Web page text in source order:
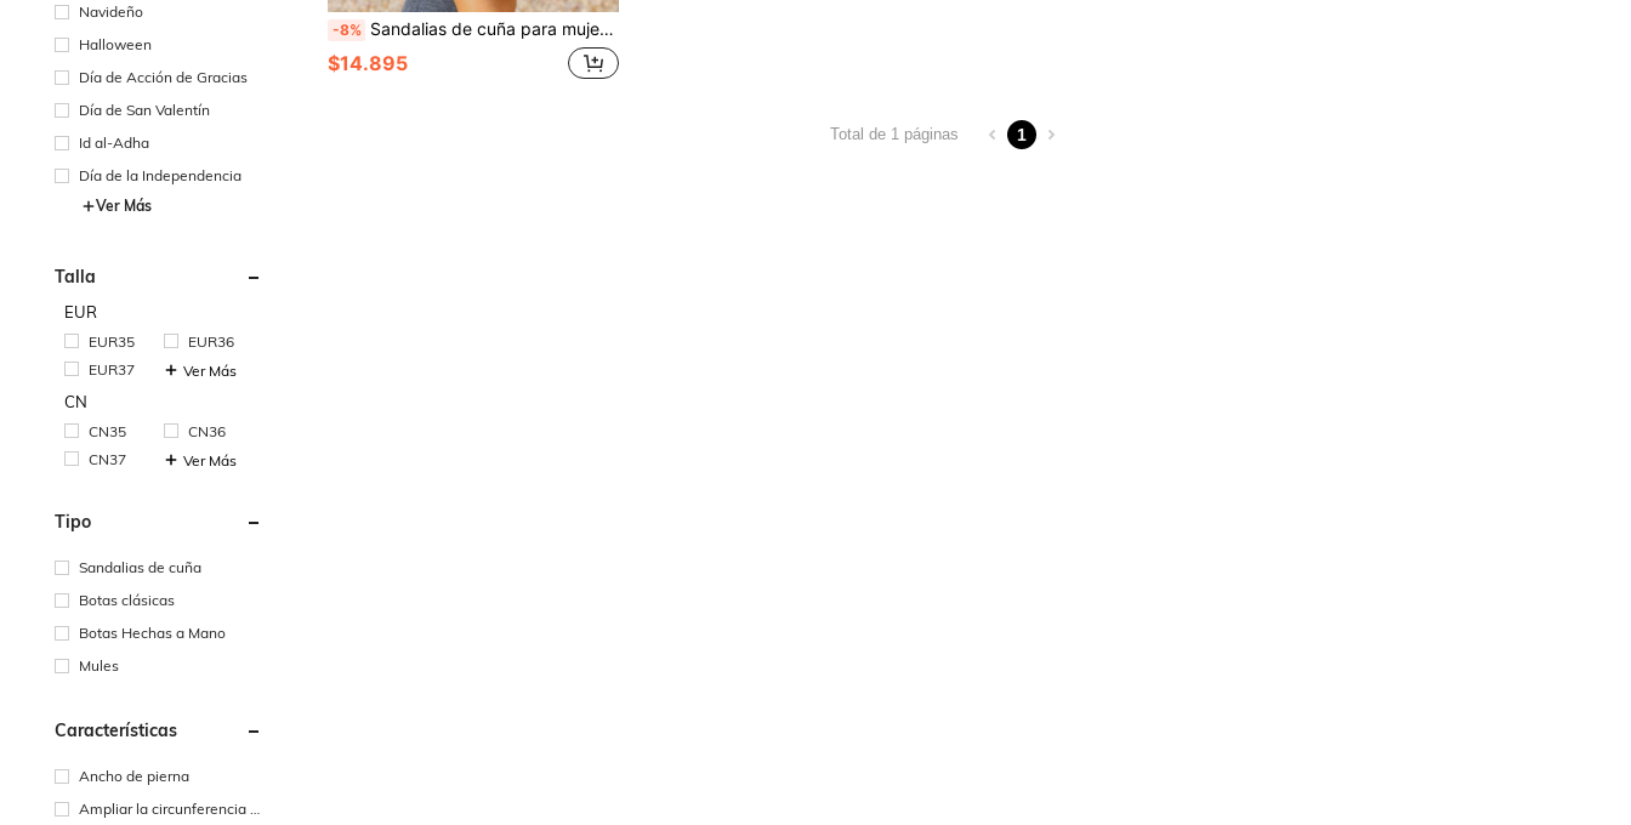
Navideño
Halloween
Día de Acción de Gracias
Día de San Valentín
Id al-Adha
Día de la Independencia
Ver Más
Talla
EUR
EUR35
EUR36
EUR37
Ver Más
CN
CN35
CN36
CN37
Ver Más
Tipo
Sandalias de cuña
Botas clásicas
Botas Hechas a Mano
Mules
Características
Ancho de pierna
Ampliar la circunferencia d
-8% Sandalias de cuña para mujer con suela gruesa, sandalias ligeras hechas a mano tejidas, pantuflas de mujer, sandalias de cuña con suela gruesa, chanclas
$14.895
Total de 1 páginas 1